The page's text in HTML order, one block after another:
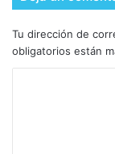
Tu dirección de
obligatorios están